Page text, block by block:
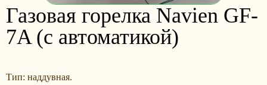
Газовая горелка Navien GF-
7A (с автоматикой)
Тип: наддувная.